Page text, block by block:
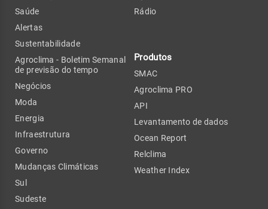
Saúde
Alertas
Sustentabilidade
Agroclima - Boletim Semanal
de previsão do tempo
Negócios
Moda
Energia
Infraestrutura
Governo
Mudanças Climáticas
Sul
Sudeste
Rádio
Produtos
SMAC
Agroclima PRO
API
Levantamento de dados
Ocean Report
Relclima
Weather Index